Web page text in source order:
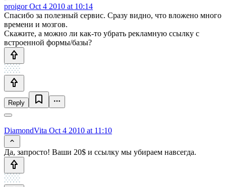
proigorOct 4 2010 at 10:14
Спасибо за полезный сервис. Сразу видно, что вложено много
времени и мозгов.
Скажите, а можно ли как-то убрать рекламную ссылку с
встроенной формы/базы?
Reply
DiamondVita Oct 4 2010 at 11:10
Да, запросто! Ваши 20$ и ссылку мы убираем навсегда.